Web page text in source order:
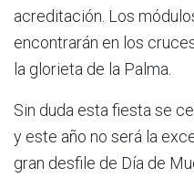
acreditación. Los
encontrarán en los
la glorieta de la Palma.
Sin duda esta fiesta se
y este año no será la
gran desfile de Día de